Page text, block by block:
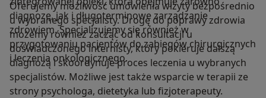
diagnozę, jak i długoterminowe zarządzanie
zdrowiem. Specjalizujemy się również w
przygotowaniu pacjentów do zabiegów chirurgicznych
i leczenia onkologicznego.
Oferujemy możliwość umówienia wizyty bezpośrednio
u wybranego specjalisty. Drogę do poprawy zdrowia
możemy również zacząć od konsultacji u
doświadczonego internisty, który pokieruje dalszą
diagnozą i skoordynuje proces leczenia u wybranych
specjalistów. Możliwe jest także wsparcie w terapii ze
strony psychologa, dietetyka lub fizjoterapeuty.